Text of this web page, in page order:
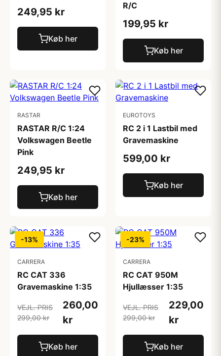
249,95 kr
Køb her
R/C
199,95 kr
Køb her
RASTAR
RASTAR R/C 1:24
Volkswagen Beetle
Pink
249,95 kr
Køb her
EUROTOYS
RC 2 i 1 Lastbil med
Gravemaskine
599,00 kr
Køb her
-13%
CARRERA
RC CAT 336
Gravemaskine 1:35
VEJL. PRIS
299,00 kr
260,00
kr
Køb her
-23%
CARRERA
RC CAT 950M
Hjullæsser 1:35
VEJL. PRIS
299,00 kr
229,00
kr
Køb her